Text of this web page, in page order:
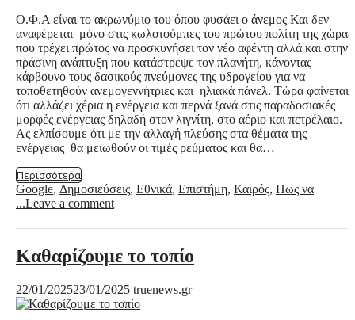
Ο.Φ.Α είναι το ακρωνύμιο του όπου φυσάει ο άνεμος Και δεν
αναφέρεται μόνο στις κωλοτούμπες του πρώτου πολίτη της χώρας
που τρέχει πρώτος να προσκυνήσει τον νέο αφέντη αλλά και στην
πράσινη ανάπτυξη που κατάστρεψε τον πλανήτη, κάνοντας
κάρβουνο τους δασικούς πνεύμονες της υδρογείου για να
τοποθετηθούν ανεμογεννήτριες και ηλιακά πάνελ. Τώρα φαίνεται
ότι αλλάζει χέρια η ενέργεια και περνά ξανά στις παραδοσιακές
μορφές ενέργειας δηλαδή στον λιγνίτη, στο αέριο και πετρέλαιο.
Ας ελπίσουμε ότι με την αλλαγή πλεύσης στα θέματα της
ενέργειας θα μειωθούν οι τιμές ρεύματος και θα…
Περισσότερα
Google, Δημοσιεύσεις, Εθνικά, Επιστήμη, Καιρός, Πως να
...Leave a comment
Καθαρίζουμε το τοπίο
22/01/202523/01/2025 truenews.gr